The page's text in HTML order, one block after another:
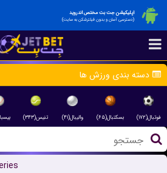
اپلیکیشن جت بت مختص اندروید
(دسترسی آسان و بدون فیلترشکن به سایت)
دسته بندی ورزش ها
فوتبال(۱۷۲) بسکتبال(۶۵) والیبال(۴۱) تنیس(۳۴۳)